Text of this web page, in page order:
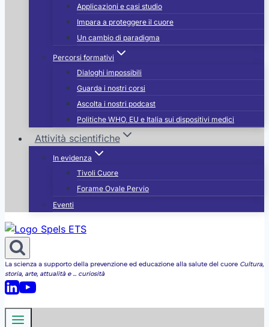
Applicazioni e casi studio
Impara a proteggere il cuore
Un cambio di paradigma
Percorsi formativi
Dialoghi impossibili
Guarda i nostri corsi
Ascolta i nostri podcast
Politiche WHO, EU e Italia sui dispositivi medici
Attività scientifiche
In evidenza
Tivoli Cuore
Forame Ovale Pervio
Eventi
La scienza a supporto della prevenzione ed educazione alla salute del cuore Cultura,
storia, arte, attualità e ... curiosità